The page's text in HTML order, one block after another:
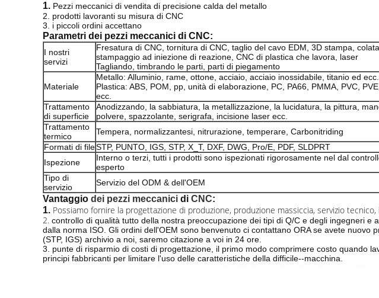
1. Pezzi meccanici di vendita di precisione calda del metallo
2. prodotti lavoranti su misura di CNC
3. i piccoli ordini accettano
Parametri dei pezzi meccanici di CNC:
I nostri
servizi
Fresatura di CNC, tornitura di CNC, taglio del cavo EDM, 3D stampa,
stampaggio ad iniezione di reazione, CNC di plastica che lavora, laser
Tagliando, timbrando le parti, parti di piegamento
Materiale
Metallo: Alluminio, rame, ottone, acciaio, acciaio inossidabile, titanio ed ecc.
Plastica: ABS, POM, pp, unità di elaborazione, PC, PA66, PMMA, PVC,
ecc.
Trattamento
di superficie
Anodizzando, la sabbiatura, la metallizzazione, la lucidatura, la pittura,
polvere, spazzolante, serigrafa, incisione laser ecc.
Trattamento
termico
Tempera, normalizzantesi, nitrurazione, temperare, Carbonitriding
Formati di fileSTP, PUNTO, IGS, STP, X_T, DXF, DWG, Pro/E, PDF, SLDPRT
Ispezione
Interno o terzi, tutti i prodotti sono ispezionati rigorosamente nel dal
esperto
Tipo di
servizio
Servizio del ODM & dell'OEM
Vantaggio dei pezzi meccanici di CNC:
1. Possiamo fornire la progettazione di produzione, produzione massiccia, servizio
2. controllo di qualità tutto della nostra preoccupazione dei tipi di Q/C e degli ingegneri e
dalla norma ISO. Gli ordini dell'OEM sono benvenuto ci contattano ORA se avete nuovo
(STP, IGS) archivio a noi, saremo citazione a voi in 24 ore.
3. punte di risparmio di costi di progettazione, il primo modo comprimere costo quando
principi fabbricanti per limitare l'uso delle caratteristiche della difficile--macchina.